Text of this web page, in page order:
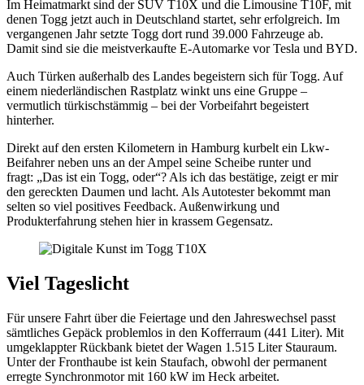
Im Heimatmarkt sind der SUV T10X und die Limousine T10F, mit
denen Togg jetzt auch in Deutschland startet, sehr erfolgreich. Im
vergangenen Jahr setzte Togg dort rund 39.000 Fahrzeuge ab.
Damit sind sie die meistverkaufte E-Automarke vor Tesla und BYD.
Auch Türken außerhalb des Landes begeistern sich für Togg. Auf
einem niederländischen Rastplatz winkt uns eine Gruppe –
vermutlich türkischstämmig – bei der Vorbeifahrt begeistert
hinterher.
Direkt auf den ersten Kilometern in Hamburg kurbelt ein Lkw-
Beifahrer neben uns an der Ampel seine Scheibe runter und
fragt: „Das ist ein Togg, oder“? Als ich das bestätige, zeigt er mir
den gereckten Daumen und lacht. Als Autotester bekommt man
selten so viel positives Feedback. Außenwirkung und
Produkterfahrung stehen hier in krassem Gegensatz.
Viel Tageslicht
Für unsere Fahrt über die Feiertage und den Jahreswechsel passt
sämtliches Gepäck problemlos in den Kofferraum (441 Liter). Mit
umgeklappter Rückbank bietet der Wagen 1.515 Liter Stauraum.
Unter der Fronthaube ist kein Staufach, obwohl der permanent
erregte Synchronmotor mit 160 kW im Heck arbeitet.